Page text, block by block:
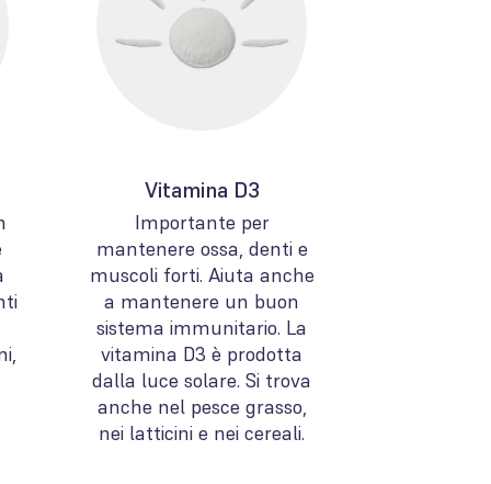
Vitamina D3
Importante per
mantenere ossa, denti e
muscoli forti. Aiuta anche
a mantenere un buon
sistema immunitario. La
vitamina D3 è prodotta
dalla luce solare. Si trova
anche nel pesce grasso,
nei latticini e nei cereali.